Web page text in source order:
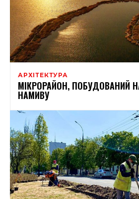
АРХІТЕКТУРА
МІКРОРАЙОН, ПОБУДОВАНИЙ
НАМИВУ